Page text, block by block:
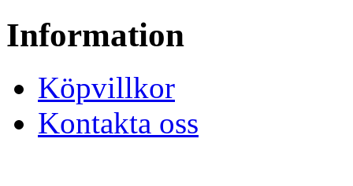
Information
Köpvillkor
Kontakta oss